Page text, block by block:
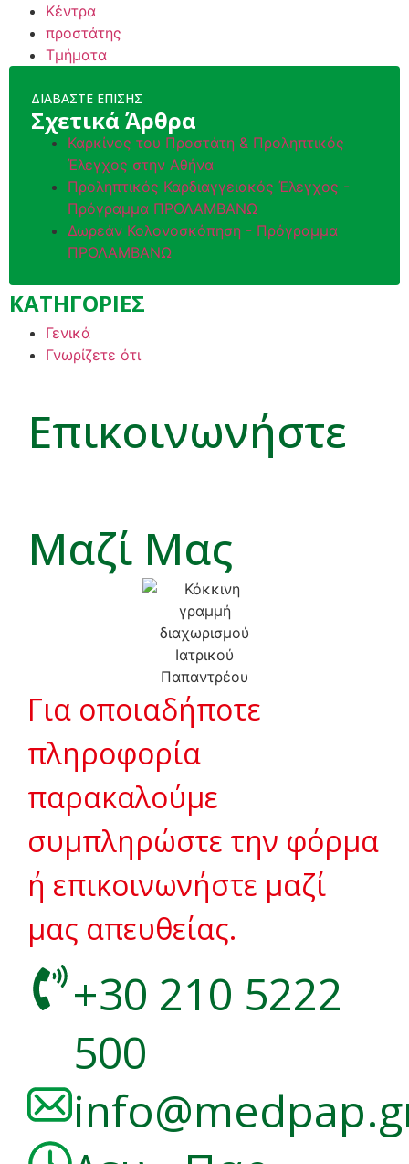
Κέντρα
προστάτης
Τμήματα
ΔΙΑΒΑΣΤΕ ΕΠΙΣΗΣ
Σχετικά Άρθρα
Καρκίνος του Προστάτη & Προληπτικός
Έλεγχος στην Αθήνα
Προληπτικός Καρδιαγγειακός Έλεγχος -
Πρόγραμμα ΠΡΟΛΑΜΒΑΝΩ
Δωρεάν Κολονοσκόπηση - Πρόγραμμα
ΠΡΟΛΑΜΒΑΝΩ
ΚΑΤΗΓΟΡΙΕΣ
Γενικά
Γνωρίζετε ότι
Επικοινωνήστε
Μαζί Μας
Για οποιαδήποτε
πληροφορία
παρακαλούμε
συμπληρώστε την φόρμα
ή επικοινωνήστε μαζί
μας απευθείας.
+30 210 5222
500